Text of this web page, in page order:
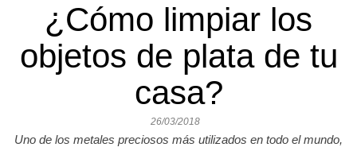
¿Cómo limpiar los
objetos de plata de tu
casa?
26/03/2018
Uno de los metales preciosos más utilizados en todo el mundo,